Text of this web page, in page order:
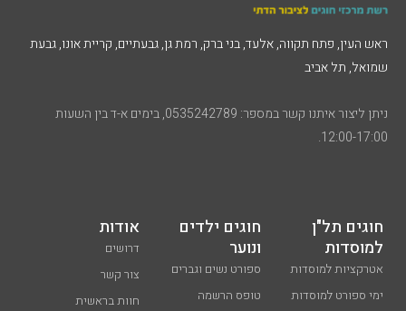
ראש העין, פתח תקווה, אלעד, בני ברק, רמת גן, גבעתיים, קריית אונו, גבעת
שמואל, תל אביב
ניתן ליצור איתנו קשר במספר: 0535242789, בימים א-ד בין השעות
12:00-17:00.
חוגים תל"ן
למוסדות
אטרקציות למוסדות
ימי ספורט למוסדות
חוגים ילדים
ונוער
ספורט נשים וגברים
טופס הרשמה
אודות
דרושים
צור קשר
חוות בראשית